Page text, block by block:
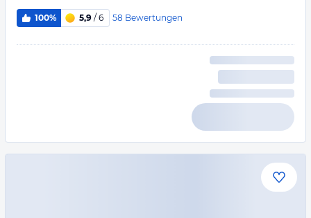
100% 5,9 / 6 58 Bewertungen